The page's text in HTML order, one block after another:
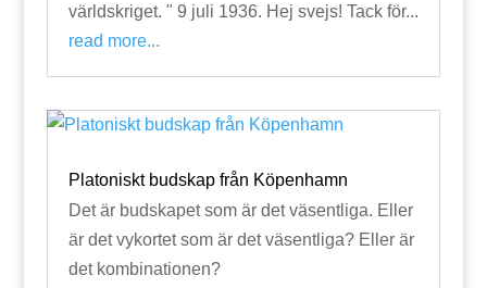
världskriget. " 9 juli 1936. Hej svejs! Tack för...
read more...
Platoniskt budskap från Köpenhamn
Det är budskapet som är det väsentliga. Eller
är det vykortet som är det väsentliga? Eller är
det kombinationen?